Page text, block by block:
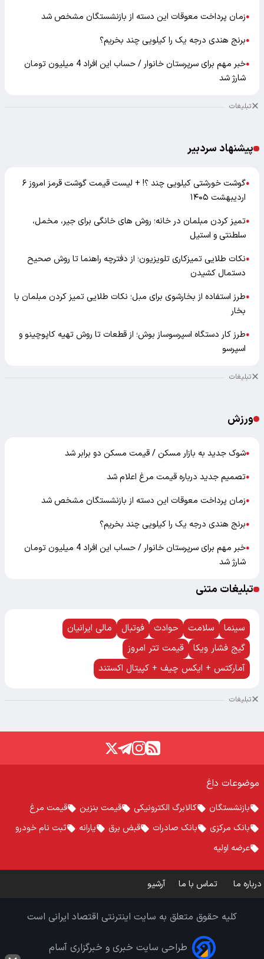
●زمان پرداخت معوقات این دسته از بازنشستگان مشخص شد
●برنج هندی درجه یک را کیلویی چند بخریم؟
●
خبر مهم برای سرپرستان خانوار / حساب این افراد 4 میلیون تومان
شارژ شد
تبلیغات
پیشنهاد سردبیر
●
گوشت خورشتی کیلویی چند ؟! + لیست قیمت گوشت قرمز امروز ۶
اردیبهشت ۱۴۰۵
●تمیز کردن مبلمان در خانه؛ روش های خانگی برای جیر، مخمل،
سلطنتی و استیل
●نکات طلایی تمیزکاری تلویزیون؛ از دفترچه راهنما تا روش صحیح
دستمال کشیدن
●طرز استفاده از بخارشوی برای مبل؛ نکات طلایی تمیز کردن مبلمان با
بخار
●طرز کار دستگاه اسپرسوساز بوش؛ از قطعات تا روش تهیه کاپوچینو و
اسپرسو
تبلیغات
ورزش
●شوک جدید به بازار مسکن / قیمت مسکن دو برابر شد
●تصمیم جدید درباره قیمت مرغ اعلام شد
●زمان پرداخت معوقات این دسته از بازنشستگان مشخص شد
●برنج هندی درجه یک را کیلویی چند بخریم؟
●
خبر مهم برای سرپرستان خانوار / حساب این افراد 4 میلیون تومان
شارژ شد
تبلیغات متنی
سینما سلامت حوادث فوتبال
مالی ایرانیان
گیج فشار ویکا
قیمت تتر امروز
آمارکتس + ایکس چیف + کپیتال اکستند
تبلیغات
موضوعات داغ
بازنشستگان کالابرگ الکترونیکی قیمت بنزین
قیمت مرغ
بانک مرکزی
بانک صادرات قبض برق یارانه
ثبت نام خودرو
عرضه اولیه
درباره ما تماس با ما آرشیو
کلیه حقوق متعلق به سایت اینترنتی اقتصاد ایرانی است
طراحی سایت خبری و خبرگزاری آسام